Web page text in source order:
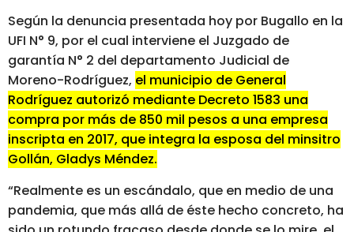
Según la denuncia presentada hoy por Bugallo en la
UFI N° 9, por el cual interviene el Juzgado de
garantía N° 2 del departamento Judicial de
Moreno-Rodríguez, el municipio de General
Rodríguez autorizó mediante Decreto 1583 una
compra por más de 850 mil pesos a una empresa
inscripta en 2017, que integra la esposa del minsitro
Gollán, Gladys Méndez.
“Realmente es un escándalo, que en medio de una
pandemia, que más allá de éste hecho concreto, ha